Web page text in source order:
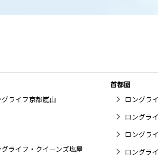
ライフ京都嵐山
ライフ・クイーンズ塩屋
首都圏
ロングラ
ロングラ
ロングラ
ロングラ